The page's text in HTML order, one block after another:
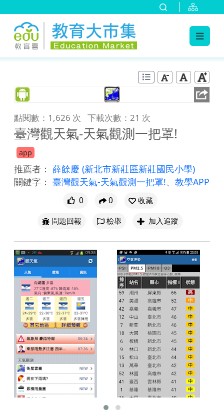
點閱數：1,626 次 下載次數：21 次
臺灣觀天氣-天氣觀測一把罩!
app
推薦者： 薛餘慶 (新北市新莊區新莊國民小學)
關鍵字： 臺灣觀天氣-天氣觀測一把罩!、 教學APP
0 0
收藏
問題回報
檢舉 加入追蹤